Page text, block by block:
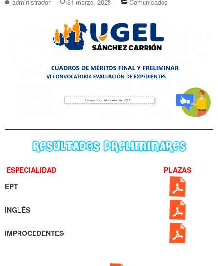
administrador 31 marzo, 2023 Comunicados
ESPECIALIDAD
PLAZAS
EPT
INGLÉS
IMPROCEDENTES